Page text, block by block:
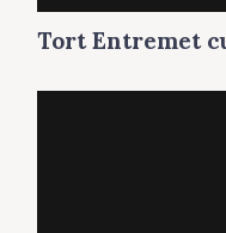
Tort Entremet